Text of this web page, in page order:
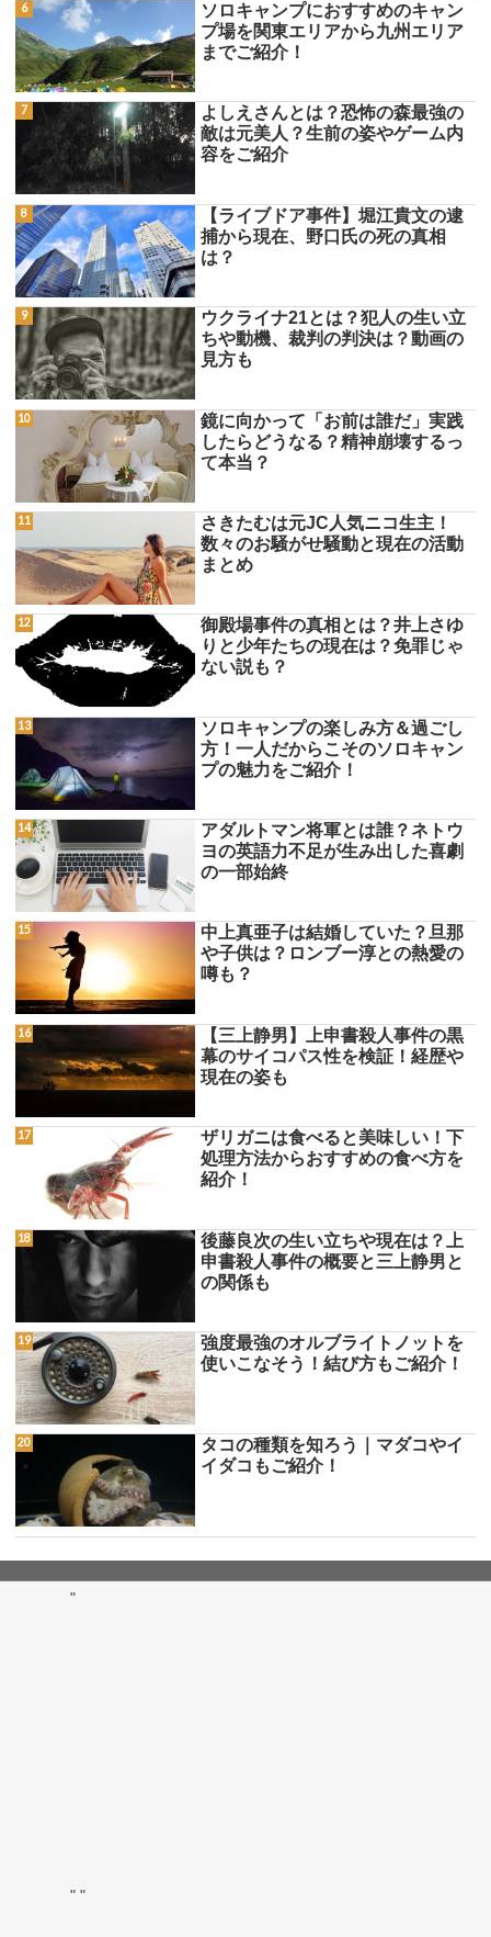
ソロキャンプにおすすめのキャン
プ場を関東エリアから九州エリア
までご紹介！
よしえさんとは？恐怖の森最強の
敵は元美人？生前の姿やゲーム内
容をご紹介
【ライブドア事件】堀江貴文の逮
捕から現在、野口氏の死の真相
は？
ウクライナ21とは？犯人の生い立
ちや動機、裁判の判決は？動画の
見方も
鏡に向かって「お前は誰だ」実践
したらどうなる？精神崩壊するっ
て本当？
さきたむは元JC人気ニコ生主！
数々のお騒がせ騒動と現在の活動
まとめ
御殿場事件の真相とは？井上さゆ
りと少年たちの現在は？免罪じゃ
ない説も？
ソロキャンプの楽しみ方＆過ごし
方！一人だからこそのソロキャン
プの魅力をご紹介！
アダルトマン将軍とは誰？ネトウ
ヨの英語力不足が生み出した喜劇
の一部始終
中上真亜子は結婚していた？旦那
や子供は？ロンブー淳との熱愛の
噂も？
【三上静男】上申書殺人事件の黒
幕のサイコパス性を検証！経歴や
現在の姿も
ザリガニは食べると美味しい！下
処理方法からおすすめの食べ方を
紹介！
後藤良次の生い立ちや現在は？上
申書殺人事件の概要と三上静男と
の関係も
強度最強のオルブライトノットを
使いこなそう！結び方もご紹介！
タコの種類を知ろう｜マダコやイ
イダコもご紹介！
"
" "